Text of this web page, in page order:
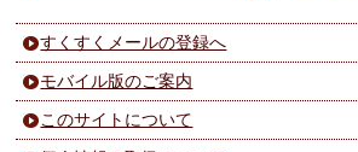
すくすくメールの登録へ
モバイル版のご案内
このサイトについて